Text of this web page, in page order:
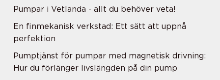
Pumpar i Vetlanda - allt du behöver veta!
En finmekanisk verkstad: Ett sätt att uppnå
perfektion
Pumptjänst för pumpar med magnetisk drivning:
Hur du förlänger livslängden på din pump